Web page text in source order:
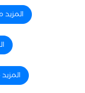
المزيد